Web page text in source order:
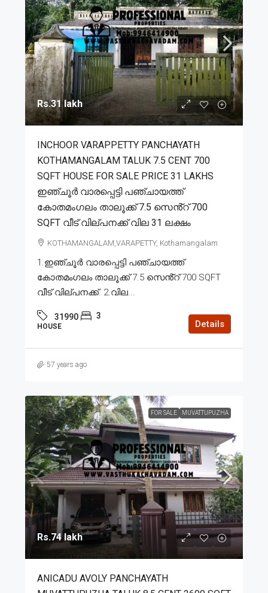
Rs.31 lakh
INCHOOR VARAPPETTY PANCHAYATH
KOTHAMANGALAM TALUK 7.5 CENT 700
SQFT HOUSE FOR SALE PRICE 31 LAKHS
ഇഞ്ചൂർ വാരപ്പെട്ടി പഞ്ചായത്ത്
കോതമംഗലം താലൂക്ക് 7.5 സെൻ്റ് 700
SQFT വീട് വില്പനക്ക് വില 31 ലക്ഷം
KOTHAMANGALAM,VARAPETTY, Kothamangalam
1.ഇഞ്ചൂർ വാരപ്പെട്ടി പഞ്ചായത്ത്
കോതമംഗലം താലൂക്ക് 7.5 സെൻ്റ് 700 SQFT
വീട് വില്പനക്ക്. 2.വില...
31990 3
HOUSE Details
57 years ago
FOR SALE MUVATTUPUZHA
Rs.74 lakh
ANICADU AVOLY PANCHAYATH